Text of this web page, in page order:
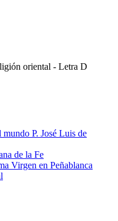
oriental - Letra D
P. José Luis de
de la Fe
Virgen en Peñablanca